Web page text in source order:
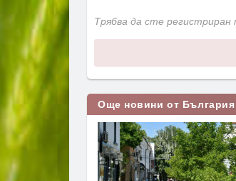
Трябва да сте
Още новини от България